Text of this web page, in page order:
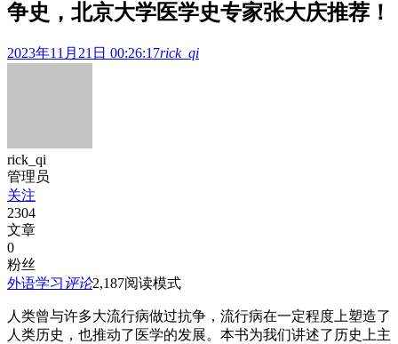
争史，北京大学医学史专家张大庆推荐！
2023年11月21日 00:26:17rick_qi
rick_qi
管理员
关注
2304
文章
0
粉丝
外语学习 评论2,187阅读模式
人类曾与许多大流行病做过抗争，流行病在一定程度上塑造了
人类历史，也推动了医学的发展。本书为我们讲述了历史上主